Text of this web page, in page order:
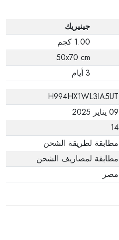
جينيريك
1.00 كجم
50x70 cm
3 أيام
H994HX1WL3IA5UT
09 يناير 2025
14
مطابقة لطريقة الشحن
مطابقة لمصاريف الشحن
مصر